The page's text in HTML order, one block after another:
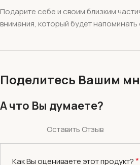
Подарите себе и своим близким
внимания, который будет
Поделитесь Вашим
А что Вы думаете?
Оставить Отзыв
Как Вы оцениваете этот продукт?*